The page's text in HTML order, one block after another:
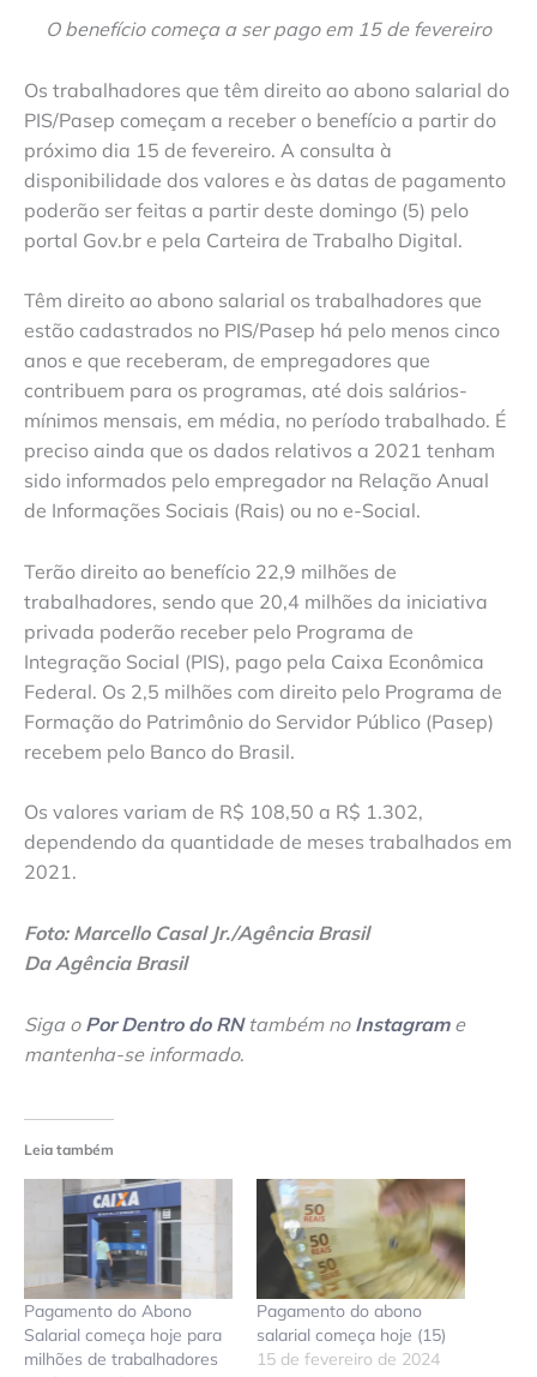
O benefício começa a ser pago em 15 de fevereiro
Os trabalhadores que têm direito ao abono salarial do
PIS/Pasep começam a receber o benefício a partir do
próximo dia 15 de fevereiro. A consulta à
disponibilidade dos valores e às datas de pagamento
poderão ser feitas a partir deste domingo (5) pelo
portal Gov.br e pela Carteira de Trabalho Digital.
Têm direito ao abono salarial os trabalhadores que
estão cadastrados no PIS/Pasep há pelo menos cinco
anos e que receberam, de empregadores que
contribuem para os programas, até dois salários-
mínimos mensais, em média, no período trabalhado. É
preciso ainda que os dados relativos a 2021 tenham
sido informados pelo empregador na Relação Anual
de Informações Sociais (Rais) ou no e-Social.
Terão direito ao benefício 22,9 milhões de
trabalhadores, sendo que 20,4 milhões da iniciativa
privada poderão receber pelo Programa de
Integração Social (PIS), pago pela Caixa Econômica
Federal. Os 2,5 milhões com direito pelo Programa de
Formação do Patrimônio do Servidor Público (Pasep)
recebem pelo Banco do Brasil.
Os valores variam de R$ 108,50 a R$ 1.302,
dependendo da quantidade de meses trabalhados em
2021.
Foto: Marcello Casal Jr./Agência Brasil
Da Agência Brasil
Siga o Por Dentro do RNtambém no Instagrame
mantenha-se informado.
Leia também
Pagamento do Abono
Salarial começa hoje para
milhões de trabalhadores
Pagamento do abono
salarial começa hoje (15)
15 de fevereiro de 2024